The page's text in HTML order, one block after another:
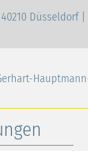
Düsseldorf |